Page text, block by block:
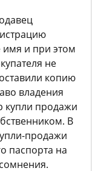
имя и при этом
не
копию
владения
купли продажи
В
продажи
паспорта на